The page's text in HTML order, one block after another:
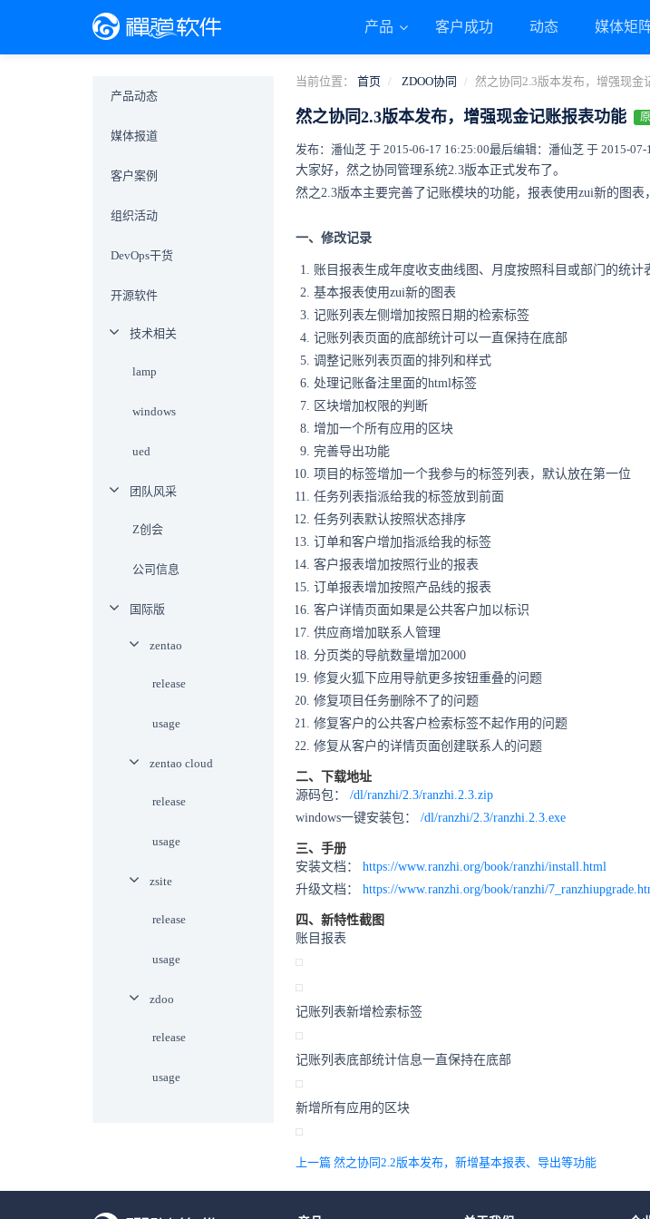
产品 客户成功 动态 媒体矩
当前位置： 首页 ZDOO协同 然之协同2.3版本发布，增强现金
然之协同2.3版本发布，增强现金记账报表功能
发布：潘仙芝 于 2015-06-17 16:25:00最后编辑：潘仙芝 于 2015-07-
大家好，然之协同管理系统2.3版本正式发布了。
然之2.3版本主要完善了记账模块的功能，报表使用zui新的图表
一、修改记录
账目报表生成年度收支曲线图、月度按照科目或部门的统计
基本报表使用zui新的图表
记账列表左侧增加按照日期的检索标签
记账列表页面的底部统计可以一直保持在底部
调整记账列表页面的排列和样式
处理记账备注里面的html标签
区块增加权限的判断
增加一个所有应用的区块
完善导出功能
项目的标签增加一个我参与的标签列表，默认放在第一位
任务列表指派给我的标签放到前面
任务列表默认按照状态排序
订单和客户增加指派给我的标签
客户报表增加按照行业的报表
订单报表增加按照产品线的报表
客户详情页面如果是公共客户加以标识
供应商增加联系人管理
分页类的导航数量增加2000
修复火狐下应用导航更多按钮重叠的问题
修复项目任务删除不了的问题
修复客户的公共客户检索标签不起作用的问题
修复从客户的详情页面创建联系人的问题
二、下载地址
源码包： /dl/ranzhi/2.3/ranzhi.2.3.zip
windows一键安装包： /dl/ranzhi/2.3/ranzhi.2.3.exe
三、手册
安装文档： https://www.ranzhi.org/book/ranzhi/install.html
升级文档： https://www.ranzhi.org/book/ranzhi/
四、新特性截图
账目报表
记账列表新增检索标签
记账列表底部统计信息一直保持在底部
新增所有应用的区块
上一篇 然之协同2.2版本发布，新增基本报表、导出等功能
产品动态
媒体报道
客户案例
组织活动
DevOps干货
开源软件
技术相关
lamp
windows
ued
团队风采
Z创会
公司信息
国际版
zentao
release
usage
zentao cloud
release
usage
zsite
release
usage
zdoo
release
usage